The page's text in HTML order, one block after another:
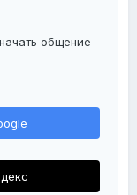
общение